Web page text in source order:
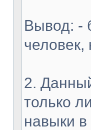
Вывод: -
2.
только
навыки в